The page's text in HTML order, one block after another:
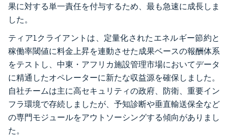
果に対する単一責任を付与するため、最も急速に成長しま
した。
ティア1クライアントは、定量化されたエネルギー節約と
稼働率閾値に料金上昇を連動させた成果ベースの報酬体系
をテストし、中東・アフリカ施設管理市場においてデータ
に精通したオペレーターに新たな収益源を確保しました。
自社チームは主に高セキュリティの政府、防衛、重要イン
フラ環境で存続しましたが、予知診断や垂直輸送保全など
の専門モジュールをアウトソーシングする傾向がありまし
た。